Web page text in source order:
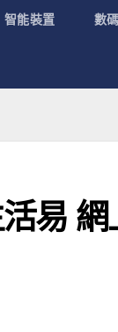
智能裝置 數
活易